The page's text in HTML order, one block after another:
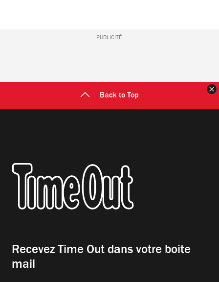
PUBLICITÉ
Back to Top
Recevez Time Out dans votre boite
mail